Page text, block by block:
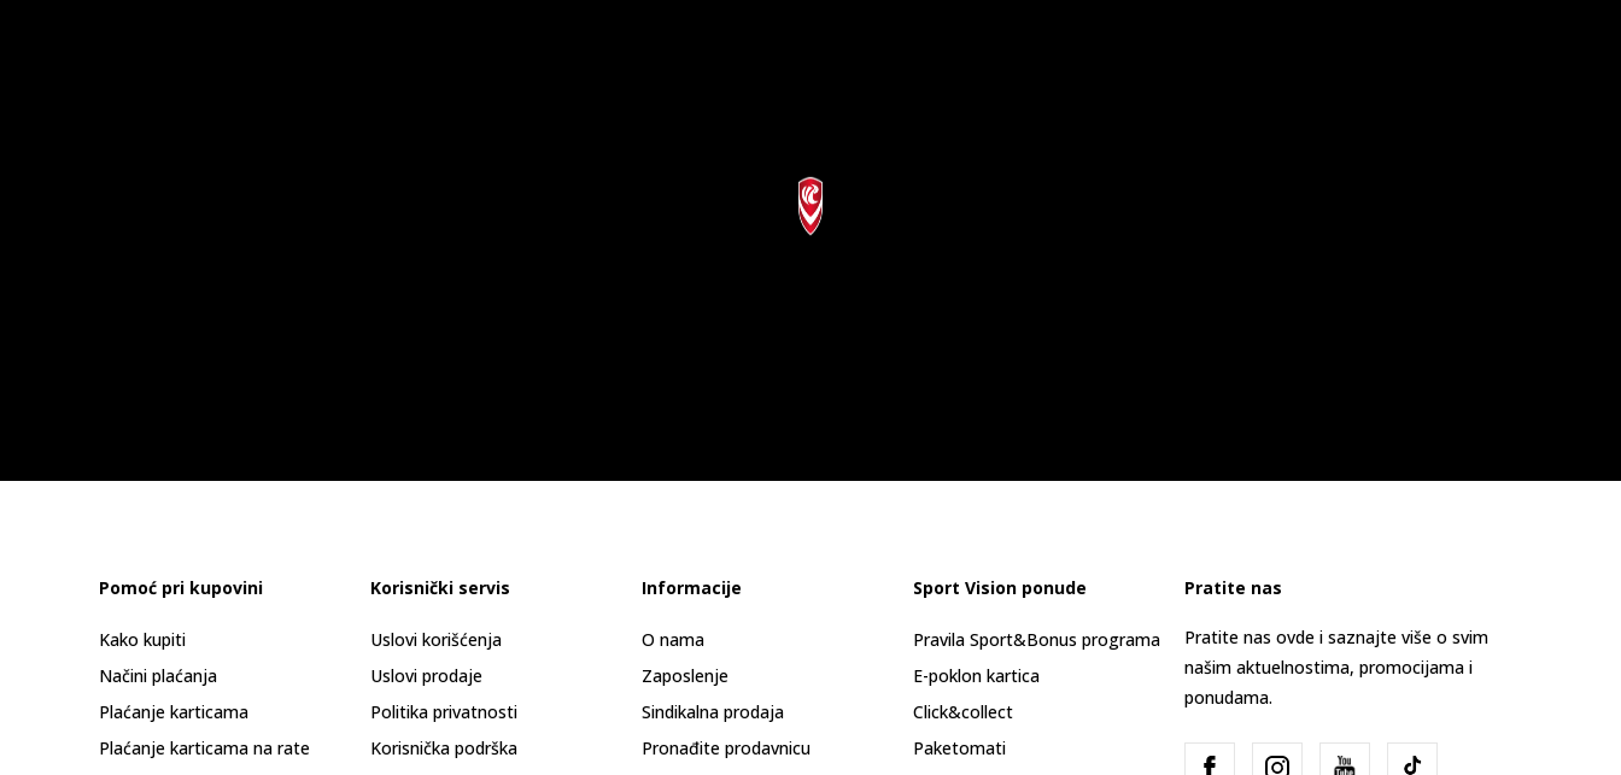
Pomoć pri kupovini
Kako kupiti
Načini plaćanja
Plaćanje karticama
Plaćanje karticama na rate
Korisnički servis
Uslovi korišćenja
Uslovi prodaje
Politika privatnosti
Korisnička podrška
Informacije
O nama
Zaposlenje
Sindikalna prodaja
Pronađite prodavnicu
Sport Vision ponude
Pravila Sport&Bonus programa
E-poklon kartica
Click&collect
Paketomati
Pratite nas
Pratite nas ovde i saznajte više o svim
našim aktuelnostima, promocijama i
ponudama.